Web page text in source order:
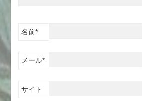
名前*
メール*
サイト